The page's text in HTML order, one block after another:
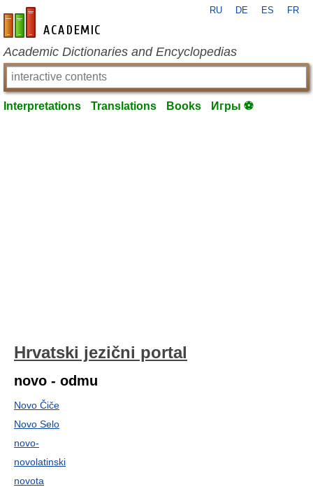
en-academic.com
RU DE ES FR
Academic Dictionaries and Encyclopedias
Interpretations Translations Books Игры ⚽
Hrvatski jezični portal
novo - odmu
Novo Čiče
Novo Selo
novo-
novolatinski
novota